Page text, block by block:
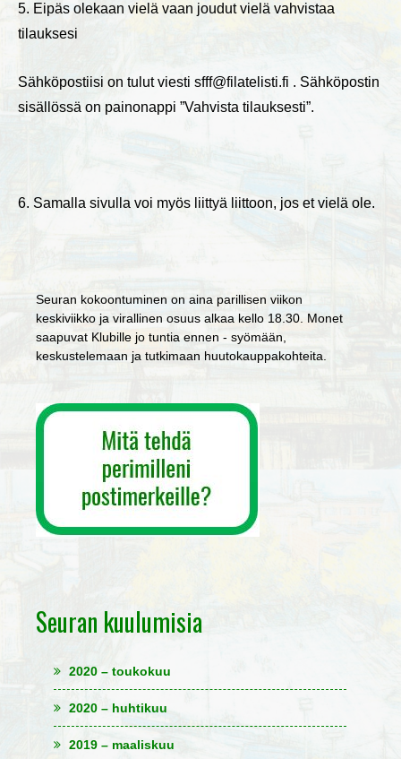
5. Eipäs olekaan vielä vaan joudut vielä vahvistaa
tilauksesi
Sähköpostiisi on tulut viesti sfff@filatelisti.fi . Sähköpostin
sisällössä on painonappi ”Vahvista tilauksesti”.
6. Samalla sivulla voi myös liittyä liittoon, jos et vielä ole.
Seuran kokoontuminen on aina parillisen viikon
keskiviikko ja virallinen osuus alkaa kello 18.30. Monet
saapuvat Klubille jo tuntia ennen - syömään,
keskustelemaan ja tutkimaan huutokauppakohteita.
Seuran kuulumisia
2020 – toukokuu
2020 – huhtikuu
2019 – maaliskuu